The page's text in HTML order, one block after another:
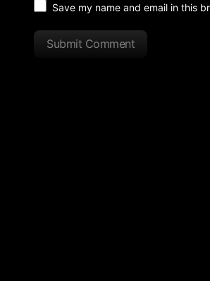
Save my name and email in this
Submit Comment